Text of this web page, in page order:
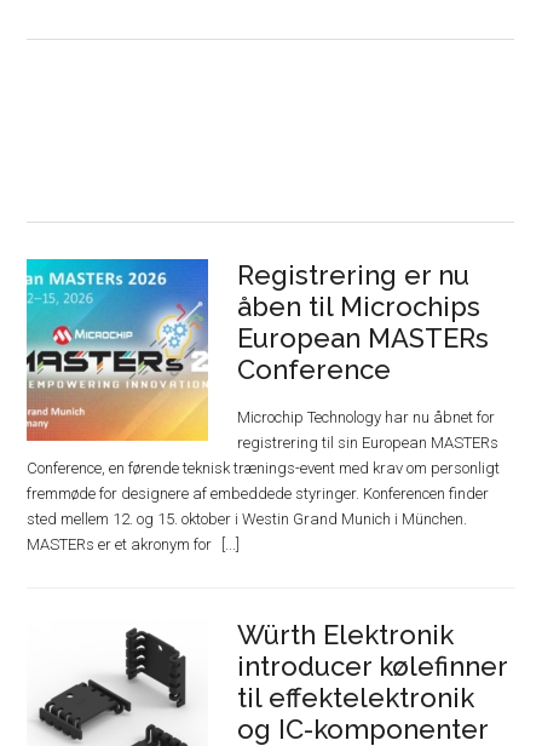
Registrering er nu
åben til Microchips
European MASTERs
Conference
Microchip Technology har nu åbnet for
registrering til sin European MASTERs
Conference, en førende teknisk trænings-event med krav om personligt
fremmøde for designere af embeddede styringer. Konferencen finder
sted mellem 12. og 15. oktober i Westin Grand Munich i München.
MASTERs er et akronym for
Würth Elektronik
introducer kølefinner
til effektelektronik
og IC-komponenter